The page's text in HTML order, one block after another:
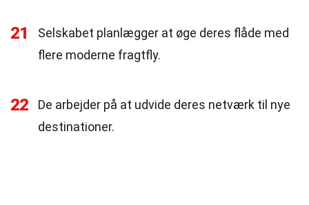
21
Selskabet planlægger at øge deres flåde med
flere moderne fragtfly.
22
De arbejder på at udvide deres netværk til nye
destinationer.